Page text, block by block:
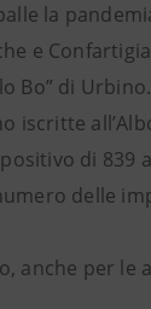
la
e
Bo” di
iscritte
di 839
delle
anche per le